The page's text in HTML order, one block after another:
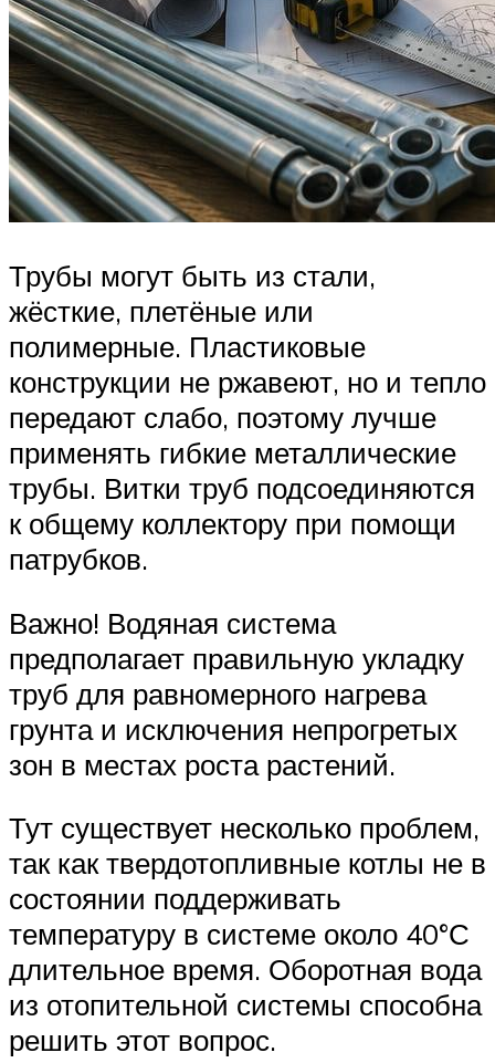
Трубы могут быть из стали,
жёсткие, плетёные или
полимерные. Пластиковые
конструкции не ржавеют, но и тепло
передают слабо, поэтому лучше
применять гибкие металлические
трубы. Витки труб подсоединяются
к общему коллектору при помощи
патрубков.
Важно! Водяная система
предполагает правильную укладку
труб для равномерного нагрева
грунта и исключения непрогретых
зон в местах роста растений.
Тут существует несколько проблем,
так как твердотопливные котлы не в
состоянии поддерживать
температуру в системе около 40°С
длительное время. Оборотная вода
из отопительной системы способна
решить этот вопрос.